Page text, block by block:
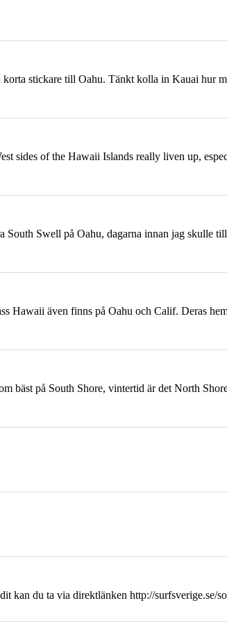
korta stickare till Oahu. Tänkt kolla in Kauai hur
sides of the Hawaii Islands really liven up,
South Swell på Oahu, dagarna innan jag skulle
Hawaii även finns på Oahu och Calif. Deras
bäst på South Shore, vintertid är det North
kan du ta via direktlänken http://surfsverige.se/